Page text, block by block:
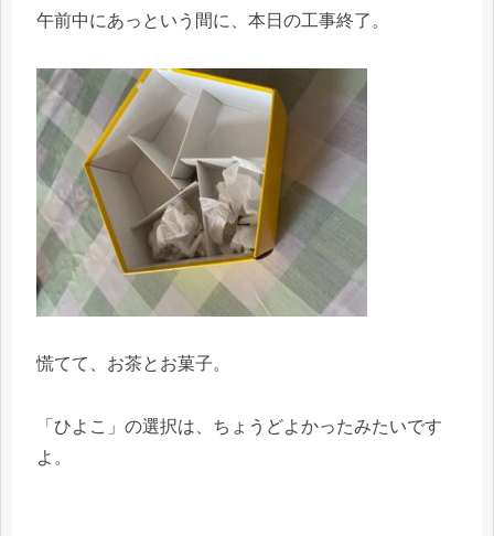
午前中にあっという間に、本日の工事終了。
慌てて、お茶とお菓子。
「ひよこ」の選択は、ちょうどよかったみたいです
よ。